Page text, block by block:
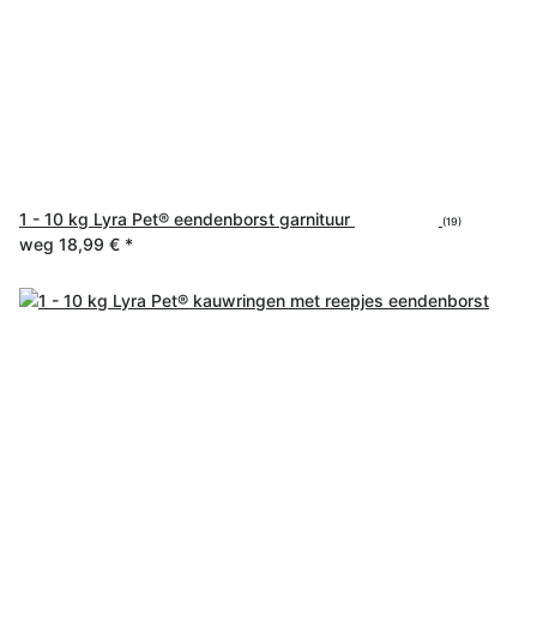
1 - 10 kg Lyra Pet® eendenborst garnituur (19)
weg 18,99 € *